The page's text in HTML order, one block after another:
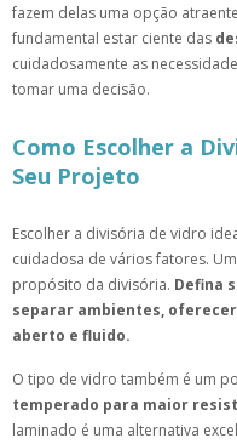
fazem delas uma opção
fundamental estar ciente das
cuidadosamente as
tomar uma decisão.
Como Escolher a
Seu Projeto
Escolher a divisória de vidro
cuidadosa de vários fatores.
propósito da divisória. Defina
separar ambientes,
aberto e fluido.
O tipo de vidro também é um
temperado para maior
laminado é uma alternativa